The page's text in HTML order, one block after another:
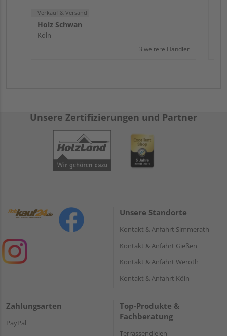
Verkauf & Versand
Holz Schwan
Köln
3 weitere Händler
Unsere Zertifizierungen und Partner
Unsere Standorte
Kontakt & Anfahrt Simmerath
Kontakt & Anfahrt Gießen
Kontakt & Anfahrt Weroth
Kontakt & Anfahrt Köln
Zahlungsarten
PayPal
Top-Produkte &
Fachberatung
Terrassendielen